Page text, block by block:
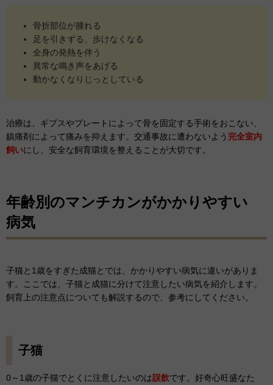
骨折部位が腫れる
足を引きずる、歩けなくなる
全身の発熱を伴う
異常な鳴き声をあげる
動かなくなりじっとしている
治療は、ギプスやプレートによって骨を固定する手術をおこない、
鎮痛剤によって痛みを抑えます。交通事故に遭わないよう 完全室内
飼いにし、安全な飼育環境を整えることが大切です。
年齢別のマンチカンがかかりやすい
病気
子猫と1歳をすぎた成猫とでは、かかりやすい病気に違いがありま
す。ここでは、子猫と成猫に分けて注意したい病気を紹介します。
飼育上の注意点についても解説するので、参考にしてください。
子猫
0～1歳の子猫でとくに注意したいのは誤飲です。好奇心旺盛なた